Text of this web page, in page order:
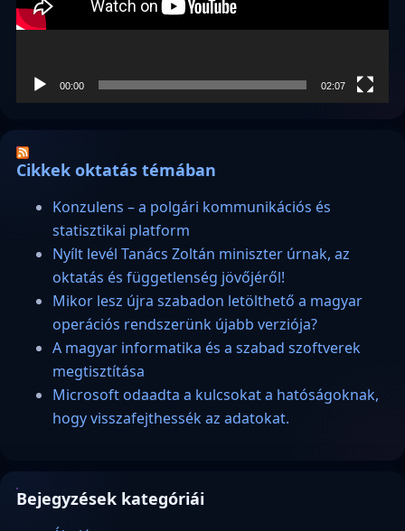
00:00 02:07
Cikkek oktatás témában
Konzulens – a polgári kommunikációs és
statisztikai platform
Nyílt levél Tanács Zoltán miniszter úrnak, az
oktatás és függetlenség jövőjéről!
Mikor lesz újra szabadon letölthető a magyar
operációs rendszerünk újabb verziója?
A magyar informatika és a szabad szoftverek
megtisztítása
Microsoft odaadta a kulcsokat a hatóságoknak,
hogy visszafejthessék az adatokat.
Bejegyzések kategóriái